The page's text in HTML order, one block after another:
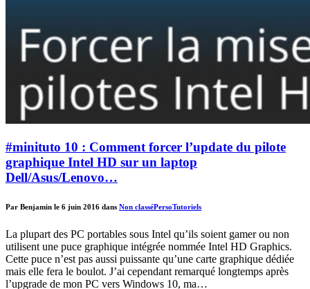
#minituto 10 : Comment forcer l’update du pilote
graphique Intel HD sur un laptop
Dell/Asus/Lenovo…
Par Benjamin le 6 juin 2016 dans Non classéPersoTutoriels
La plupart des PC portables sous Intel qu’ils soient gamer ou non
utilisent une puce graphique intégrée nommée Intel HD Graphics.
Cette puce n’est pas aussi puissante qu’une carte graphique dédiée
mais elle fera le boulot. J’ai cependant remarqué longtemps après
l’upgrade de mon PC vers Windows 10, ma…